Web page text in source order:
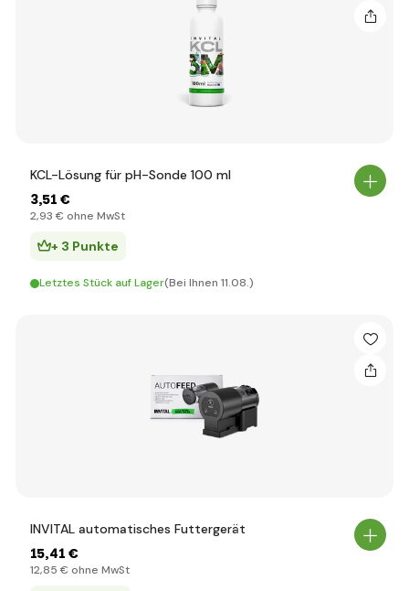
KCL-Lösung für pH-Sonde 100 ml
3,51 €
2,93 € ohne MwSt
+ 3 Punkte
Letztes Stück auf Lager(Bei Ihnen 11.08.)
INVITAL automatisches Futtergerät
15,41 €
12,85 € ohne MwSt